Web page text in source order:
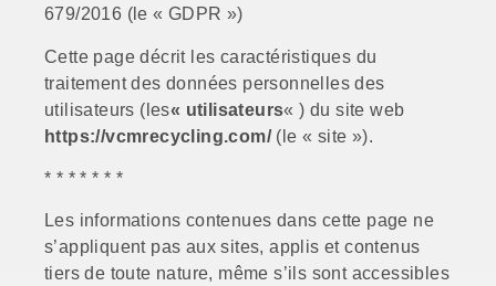
679/2016 (le « GDPR »)
Cette page décrit les caractéristiques du
traitement des données personnelles des
utilisateurs (les« utilisateurs« ) du site web
https://vcmrecycling.com/ (le « site »).
* * * * * * *
Les informations contenues dans cette page ne
s’appliquent pas aux sites, applis et contenus
tiers de toute nature, même s’ils sont accessibles